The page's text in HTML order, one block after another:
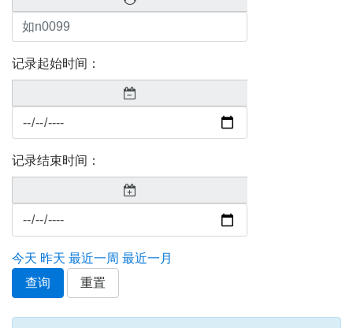
记录起始时间：
记录结束时间：
今天 昨天 最近一周 最近一月
查询
重置